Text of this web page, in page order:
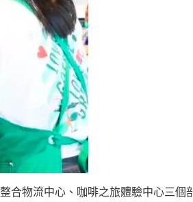
合物流中心、咖啡之旅體驗中心三個